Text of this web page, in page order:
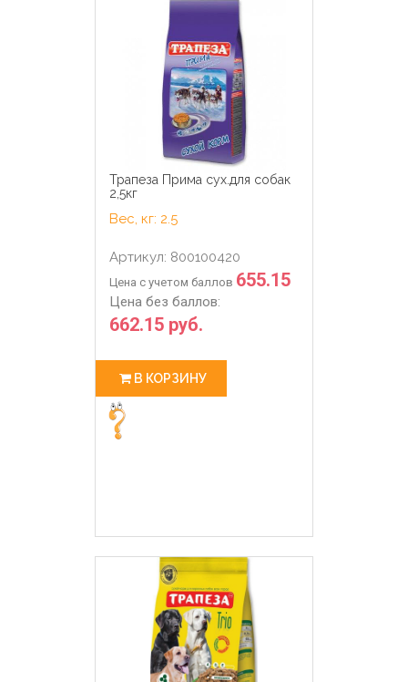
Трапеза Прима сух.для собак
2,5кг
Вес, кг: 2.5
Артикул: 800100420
Цена с учетом баллов 655.15
Цена без баллов:
662.15 руб.
В КОРЗИНУ